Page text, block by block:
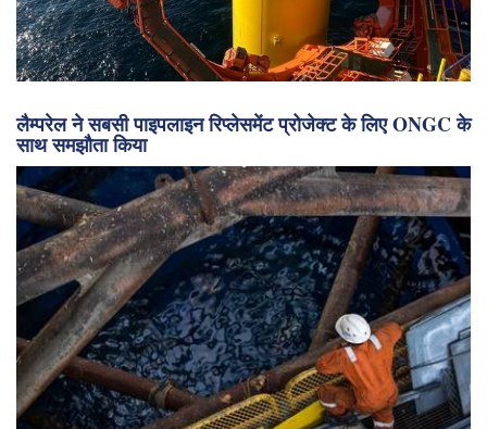
लैम्परेल ने सबसी पाइपलाइन रिप्लेसमेंट प्रोजेक्ट के लिए ONGC के
साथ समझौता किया